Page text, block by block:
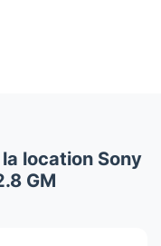
location Sony
GM